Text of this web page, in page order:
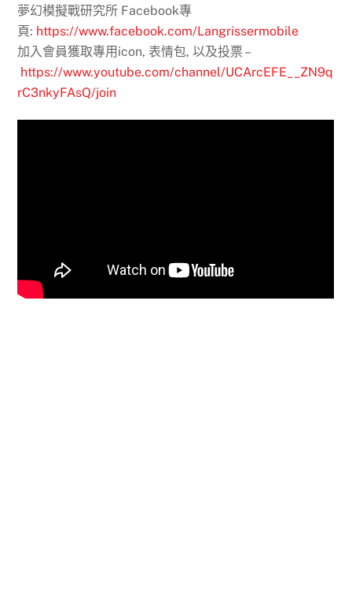
夢幻模擬戰研究所 Facebook專
頁: https://www.facebook.com/Langrissermobile
加入會員獲取專用icon, 表情包, 以及投票 –
https://www.youtube.com/channel/UCArcEFE__ZN9q
rC3nkyFAsQ/join